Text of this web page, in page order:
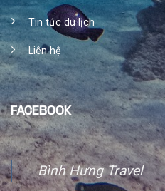
Tin tức du lịch
Liên hệ
FACEBOOK
Bình Hưng Travel